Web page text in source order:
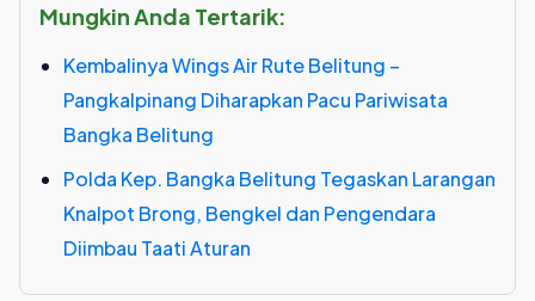
Mungkin Anda Tertarik:
Kembalinya Wings Air Rute Belitung –
Pangkalpinang Diharapkan Pacu Pariwisata
Bangka Belitung
Polda Kep. Bangka Belitung Tegaskan Larangan
Knalpot Brong, Bengkel dan Pengendara
Diimbau Taati Aturan